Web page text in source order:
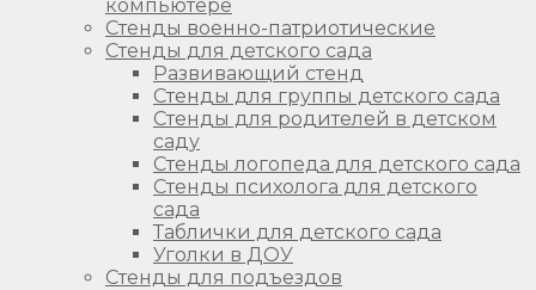
компьютере
Стенды военно-патриотические
Стенды для детского сада
Развивающий стенд
Стенды для группы детского сада
Стенды для родителей в детском
саду
Стенды логопеда для детского сада
Стенды психолога для детского
сада
Таблички для детского сада
Уголки в ДОУ
Стенды для подъездов